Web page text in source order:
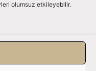
olumsuz etkileyebilir.